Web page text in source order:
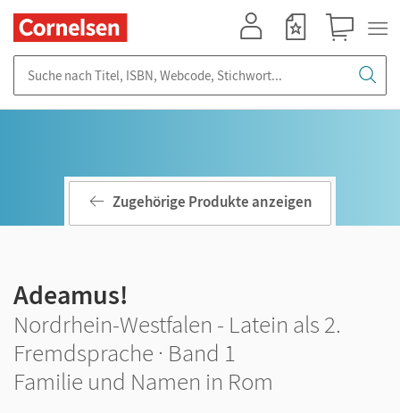
Zugehörige Produkte anzeigen
Adeamus!
Nordrhein-Westfalen - Latein als 2.
Fremdsprache · Band 1
Familie und Namen in Rom